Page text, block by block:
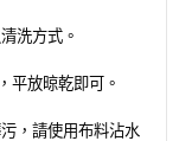
洗方式。
平放晾乾即可。
，請使用布料沾水